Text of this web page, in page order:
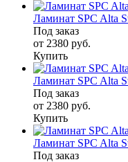
Ламинат SPC Alta
Под заказ
от 2380 руб.
Купить
Ламинат SPC Alta
Под заказ
от 2380 руб.
Купить
Ламинат SPC Alta
Под заказ